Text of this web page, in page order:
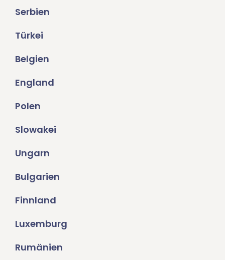
Serbien
Türkei
Belgien
England
Polen
Slowakei
Ungarn
Bulgarien
Finnland
Luxemburg
Rumänien